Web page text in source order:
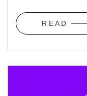
R E A D